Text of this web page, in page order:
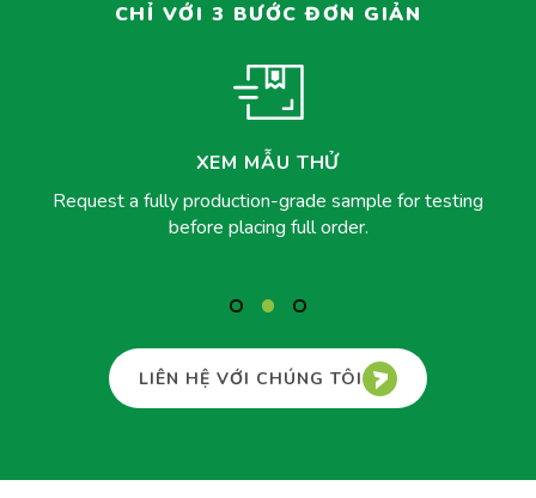
CHỈ VỚI 3 BƯỚC ĐƠN GIẢN
XEM MẪU THỬ
Request a fully production-grade sample for testing
before placing full order.
LIÊN HỆ VỚI CHÚNG TÔI